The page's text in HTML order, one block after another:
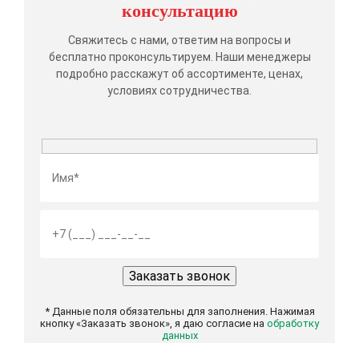
консультацию
Свяжитесь с нами, ответим на вопросы и
бесплатно проконсультируем. Наши менеджеры
подробно расскажут об ассортименте, ценах,
условиях сотрудничества.
* Данные поля обязательны для заполнения. Нажимая
кнопку «Заказать звонок», я даю согласие на обработку
данных